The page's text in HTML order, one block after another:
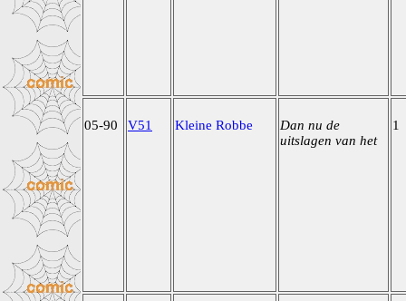
05-90 V51 Kleine Robbe
Dan nu de
uitslagen van het
1